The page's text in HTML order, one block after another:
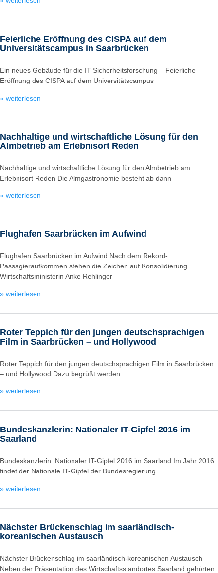
Feierliche Eröffnung des CISPA auf dem
Universitätscampus in Saarbrücken
Ein neues Gebäude für die IT Sicherheitsforschung – Feierliche
Eröffnung des CISPA auf dem Universitätscampus
» weiterlesen
Nachhaltige und wirtschaftliche Lösung für den
Almbetrieb am Erlebnisort Reden
Nachhaltige und wirtschaftliche Lösung für den Almbetrieb am
Erlebnisort Reden Die Almgastronomie besteht ab dann
» weiterlesen
Flughafen Saarbrücken im Aufwind
Flughafen Saarbrücken im Aufwind Nach dem Rekord-
Passagieraufkommen stehen die Zeichen auf Konsolidierung.
Wirtschaftsministerin Anke Rehlinger
» weiterlesen
Roter Teppich für den jungen deutschsprachigen
Film in Saarbrücken – und Hollywood
Roter Teppich für den jungen deutschsprachigen Film in Saarbrücken
– und Hollywood Dazu begrüßt werden
» weiterlesen
Bundeskanzlerin: Nationaler IT-Gipfel 2016 im
Saarland
Bundeskanzlerin: Nationaler IT-Gipfel 2016 im Saarland Im Jahr 2016
findet der Nationale IT-Gipfel der Bundesregierung
» weiterlesen
Nächster Brückenschlag im saarländisch-
koreanischen Austausch
Nächster Brückenschlag im saarländisch-koreanischen Austausch
Neben der Präsentation des Wirtschaftsstandortes Saarland gehörten